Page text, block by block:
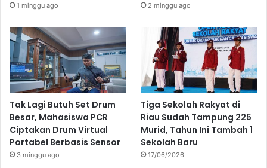
1 minggu ago 2 minggu ago
Tak Lagi Butuh Set Drum
Besar, Mahasiswa PCR
Ciptakan Drum Virtual
Portabel Berbasis Sensor
3 minggu ago
Tiga Sekolah Rakyat di
Riau Sudah Tampung 225
Murid, Tahun Ini Tambah 1
Sekolah Baru
17/06/2026